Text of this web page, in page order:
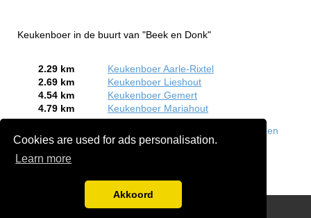
Cookies are used for ads personalisation.
Learn more
Akkoord
Keukenboer in de buurt van "Beek en Donk"
2.29 km
Keukenboer Aarle-Rixtel
2.69 km
Keukenboer Lieshout
4.54 km
Keukenboer Gemert
4.79 km
Keukenboer Mariahout
Meld een
bedrijf gratis aan